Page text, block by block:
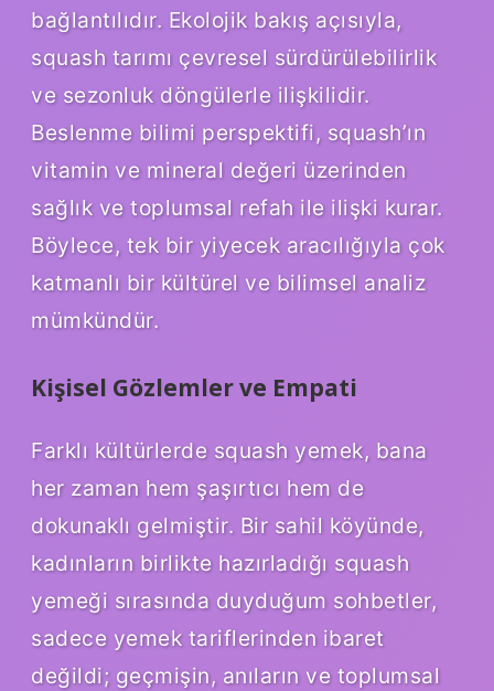
bağlantılıdır. Ekolojik bakış açısıyla,
squash tarımı çevresel sürdürülebilirlik
ve sezonluk döngülerle ilişkilidir.
Beslenme bilimi perspektifi, squash’ın
vitamin ve mineral değeri üzerinden
sağlık ve toplumsal refah ile ilişki kurar.
Böylece, tek bir yiyecek aracılığıyla çok
katmanlı bir kültürel ve bilimsel analiz
mümkündür.
Kişisel Gözlemler ve Empati
Farklı kültürlerde squash yemek, bana
her zaman hem şaşırtıcı hem de
dokunaklı gelmiştir. Bir sahil köyünde,
kadınların birlikte hazırladığı squash
yemeği sırasında duyduğum sohbetler,
sadece yemek tariflerinden ibaret
değildi; geçmişin, anıların ve toplumsal